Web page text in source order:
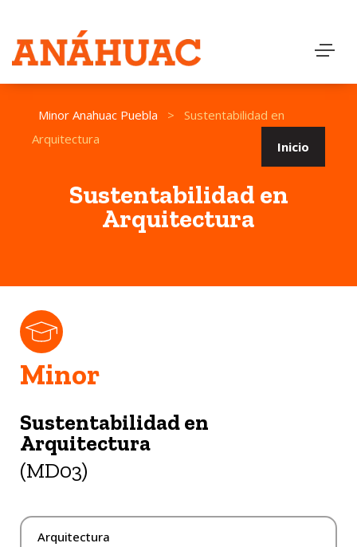
Minor Anahuac Puebla >
Sustentabilidad en
Arquitectura
Inicio
Sustentabilidad en
Arquitectura
Minor
Sustentabilidad en
Arquitectura
(MD03)
Arquitectura